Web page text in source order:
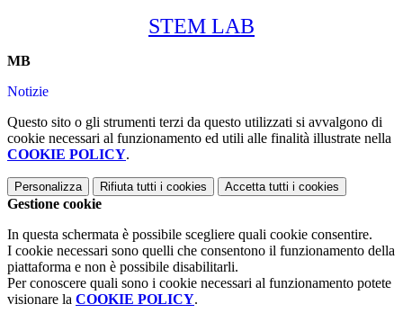
STEM LAB
MB
Notizie
Questo sito o gli strumenti terzi da questo utilizzati si avvalgono di
cookie necessari al funzionamento ed utili alle finalità illustrate nella
COOKIE POLICY.
Personalizza Rifiuta tutti i cookies Accetta tutti i cookies
Gestione cookie
In questa schermata è possibile scegliere quali cookie consentire.
I cookie necessari sono quelli che consentono il funzionamento della
piattaforma e non è possibile disabilitarli.
Per conoscere quali sono i cookie necessari al funzionamento potete
visionare la COOKIE POLICY.